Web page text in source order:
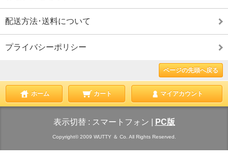
配送方法･送料について
プライバシーポリシー
ページの先頭へ戻る
ホーム カート マイアカウント
表示切替 : スマートフォン PC版
Copyright© 2009 WUTTY ＆ Co. All Rights Reserved.